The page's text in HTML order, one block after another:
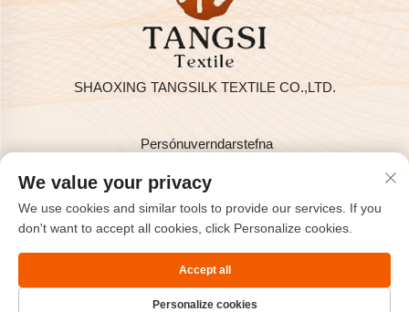
SHAOXING TANGSILK TEXTILE CO.,LTD.
Persónuverndarstefna
Höfundarréttur © 2025 hjá SHAOXING TANGSILK TEXTILE
CO.,LTD
Hafðu samband
Address: Rm801, 8H, Haizhou alþjóða, Keqiao, Shaoxing,
Zhejiang, Kína.
Sími:+86-575-85563399
We value your privacy
We use cookies and similar tools to provide our services. If you
don't want to accept all cookies, click Personalize cookies.
Personalize cookies
Accept all